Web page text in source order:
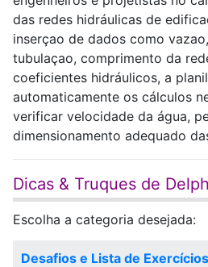
das redes hidráulicas de
inserçao de dados como
tubulaçao, comprimento da
coeficientes hidráulicos, a
automaticamente os cálculos
verificar velocidade da água,
dimensionamento adequado
Dicas & Truques de
Escolha a categoria desejada:
Desafios e Lista de